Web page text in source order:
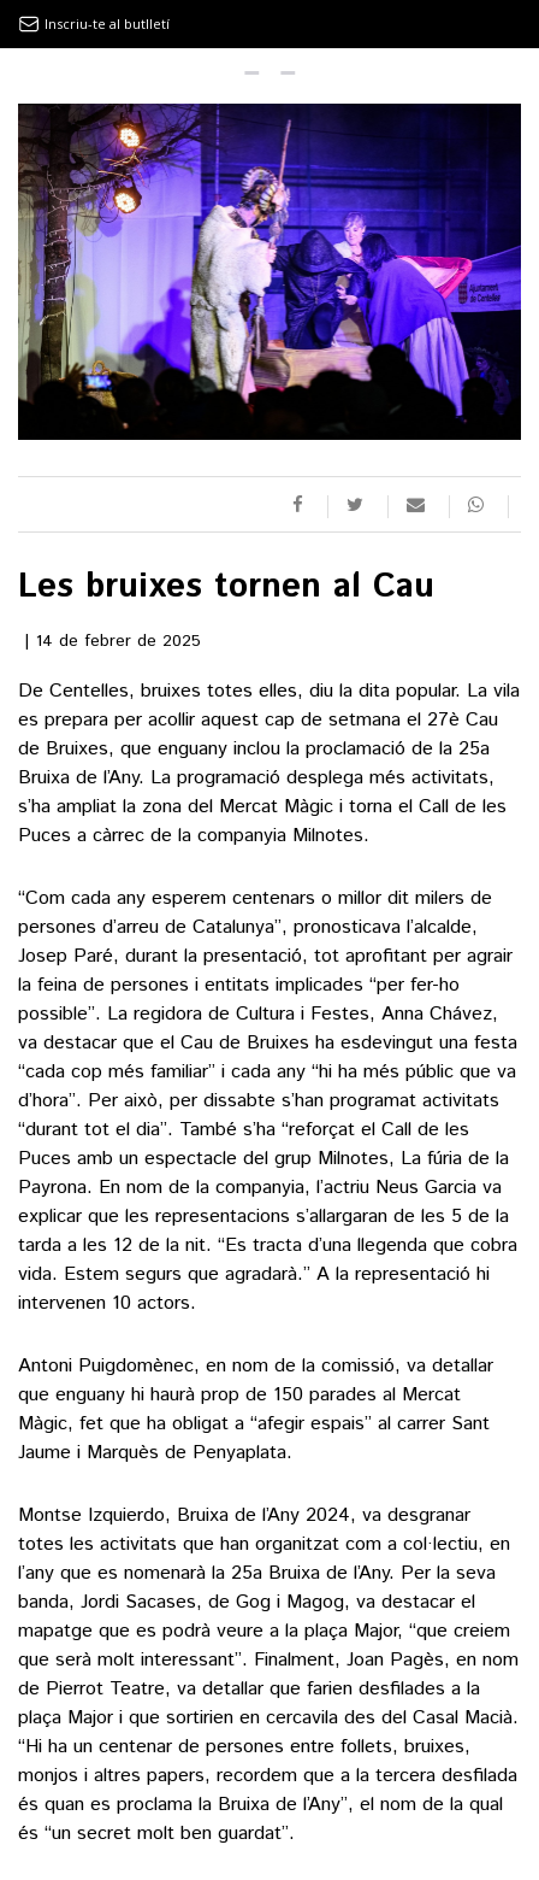
EL CLÀSSIC | ALBERT PLA
“LA VIDA ÉS COM LA MAR: SEMPRE BUSCA L’EQUILIBRI”
NOVETATS DISCOGRÀFIQUES
EL CLÀSSIC | ELS 3 TAMBORS
TEMÀTIQUES
()
POLÍTICA
SOCIETAT
ECONOMIA
ESPORTS
FUTBOL
HOQUEI PATINS
VEURE TOTES
CULTURA
CULTURA POPULAR
LLIBRES
CALAIX
VEURE TOTES
FOTOGALERIES
9MAGAZÍN
AGENDA
BLOGOSFERA
Inscriu-te al butlletí
Les bruixes tornen al Cau
14 de febrer de 2025
De Centelles, bruixes totes elles, diu la dita popular. La vila
es prepara per acollir aquest cap de setmana el 27è Cau
de Bruixes, que enguany inclou la proclamació de la 25a
Bruixa de l’Any. La programació desplega més activitats,
s’ha ampliat la zona del Mercat Màgic i torna el Call de les
Puces a càrrec de la companyia Milnotes.
“Com cada any esperem centenars o millor dit milers de
persones d’arreu de Catalunya”, pronosticava l’alcalde,
Josep Paré, durant la presentació, tot aprofitant per agrair
la feina de persones i entitats implicades “per fer-ho
possible”. La regidora de Cultura i Festes, Anna Chávez,
va destacar que el Cau de Bruixes ha esdevingut una festa
“cada cop més familiar” i cada any “hi ha més públic que va
d’hora”. Per això, per dissabte s’han programat activitats
“durant tot el dia”. També s’ha “reforçat el Call de les
Puces amb un espectacle del grup Milnotes, La fúria de la
Payrona. En nom de la companyia, l’actriu Neus Garcia va
explicar que les representacions s’allargaran de les 5 de la
tarda a les 12 de la nit. “Es tracta d’una llegenda que cobra
vida. Estem segurs que agradarà.” A la representació hi
intervenen 10 actors.
Antoni Puigdomènec, en nom de la comissió, va detallar
que enguany hi haurà prop de 150 parades al Mercat
Màgic, fet que ha obligat a “afegir espais” al carrer Sant
Jaume i Marquès de Penyaplata.
Montse Izquierdo, Bruixa de l’Any 2024, va desgranar
totes les activitats que han organitzat com a col·lectiu, en
l’any que es nomenarà la 25a Bruixa de l’Any. Per la seva
banda, Jordi Sacases, de Gog i Magog, va destacar el
mapatge que es podrà veure a la plaça Major, “que creiem
que serà molt interessant”. Finalment, Joan Pagès, en nom
de Pierrot Teatre, va detallar que farien desfilades a la
plaça Major i que sortirien en cercavila des del Casal Macià.
“Hi ha un centenar de persones entre follets, bruixes,
monjos i altres papers, recordem que a la tercera desfilada
és quan es proclama la Bruixa de l’Any”, el nom de la qual
és “un secret molt ben guardat”.